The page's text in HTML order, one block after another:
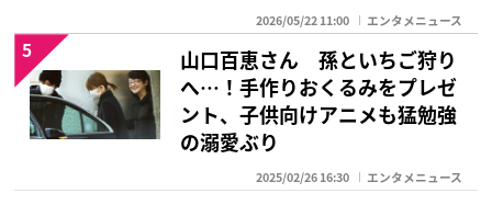
2026/05/22 11:00 エンタメニュース
山口百恵さん 孫といちご狩り
へ…！手作りおくるみをプレゼ
ント、子供向けアニメも猛勉強
の溺愛ぶり
2025/02/26 16:30 エンタメニュース
5